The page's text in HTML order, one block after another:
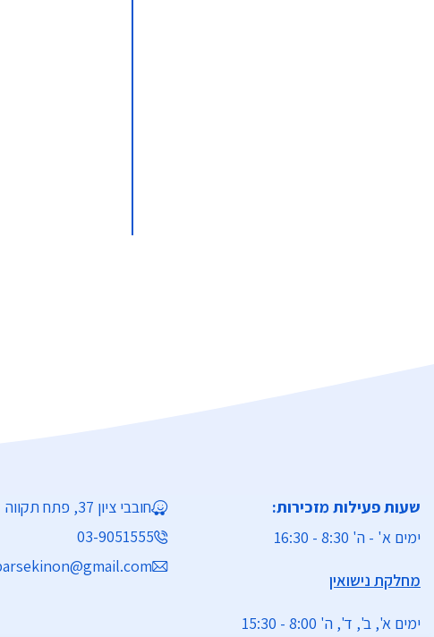
חובבי ציון 37, פתח תקווה
03-9051555
שעות פעילות מזכירות:
ימים א' - ה' 8:30 - 16:30
מחלקת נישואין
ימים א', ב', ד', ה' 8:00 - 15:30